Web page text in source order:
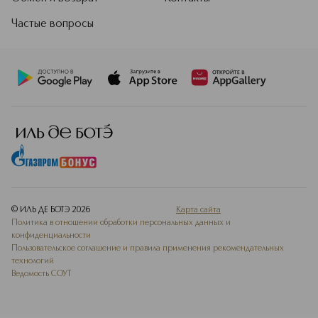
Частые вопросы
© ИЛЬ ДЕ БОТЭ 2026
Карта сайта
Политика в отношении обработки персональных данных и
конфиденциальности
Пользовательское соглашение и правила применения рекомендательных
технологий
Ведомость СОУТ